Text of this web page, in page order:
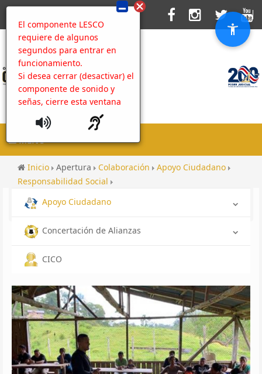
El componente LESCO
requiere de algunos
segundos para entrar en
funcionamiento.
Si desea cerrar (desactivar) el
componente de sonido y
señas, cierre esta ventana
MENU
Inicio Apertura Colaboración
Apoyo Ciudadano
Responsabilidad Social
Subdelegación Regional de Siquirres: visita el Territorio
Indígena Nairi Awari
Apoyo Ciudadano
Concertación de Alianzas
CICO